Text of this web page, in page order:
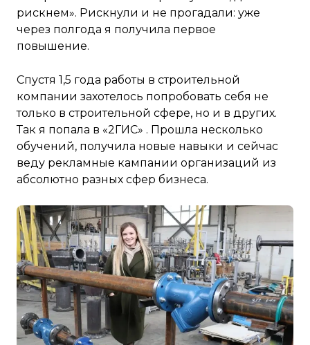
рискнем». Рискнули и не прогадали: уже
через полгода я получила первое
повышение.
Спустя 1,5 года работы в строительной
компании захотелось попробовать себя не
только в строительной сфере, но и в других.
Так я попала в «2ГИС» . Прошла несколько
обучений, получила новые навыки и сейчас
веду рекламные кампании организаций из
абсолютно разных сфер бизнеса.